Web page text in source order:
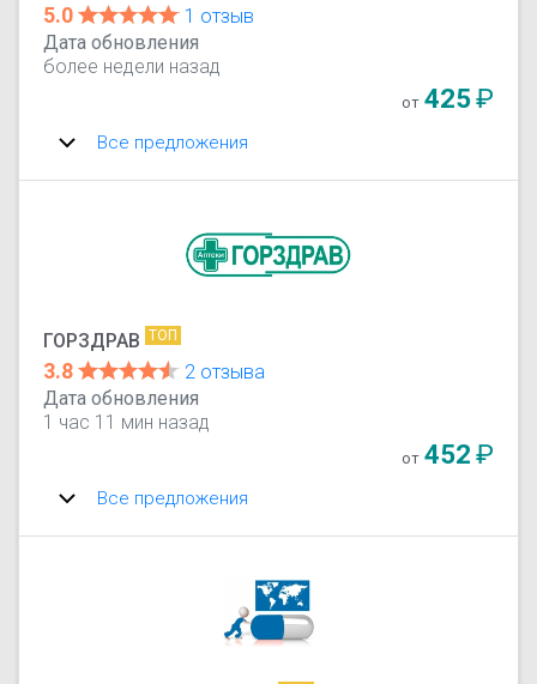
5.0
1 отзыв
Дата обновления
более недели назад
от 425₽
Все предложения
ГОРЗДРАВ ТОП
3.8
2 отзыва
Дата обновления
1 час 11 мин назад
от 452₽
Все предложения